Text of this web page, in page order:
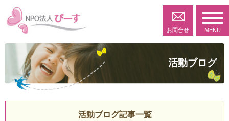
お問合せ MENU
活動ブログ
活動ブログ記事一覧